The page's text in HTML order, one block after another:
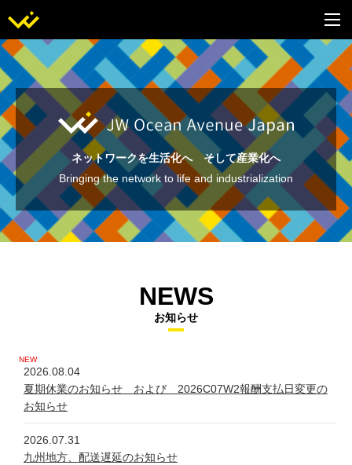
ネットワークを生活化へ そして産業化へ
Bringing the network to life and industrialization
NEWS
お知らせ
2026.08.04
夏期休業のお知らせ および 2026C07W2報酬支払日変更の
お知らせ
2026.07.31
九州地方、配送遅延のお知らせ